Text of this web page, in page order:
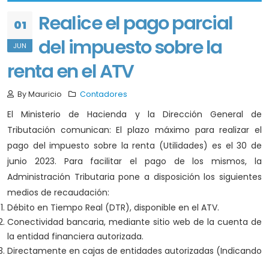
01
JUN
Realice el pago parcial
del impuesto sobre la
renta en el ATV
By Mauricio Contadores
El Ministerio de Hacienda y la Dirección General de
Tributación comunican: El plazo máximo para realizar el
pago del impuesto sobre la renta (Utilidades) es el 30 de
junio 2023. Para facilitar el pago de los mismos, la
Administración Tributaria pone a disposición los siguientes
medios de recaudación:
Débito en Tiempo Real (DTR), disponible en el ATV.
Conectividad bancaria, mediante sitio web de la cuenta de
la entidad financiera autorizada.
Directamente en cajas de entidades autorizadas (Indicando